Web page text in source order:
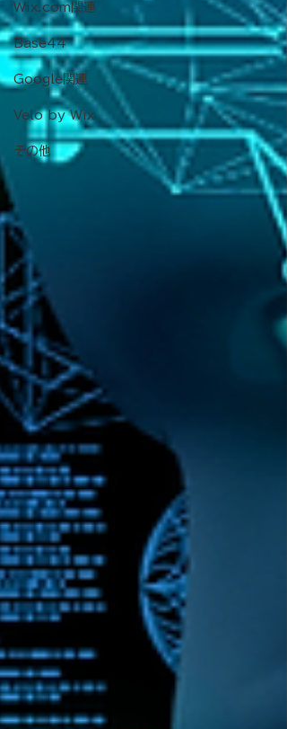
Wix.com関連
Base44
Google関連
Velo by Wix
その他